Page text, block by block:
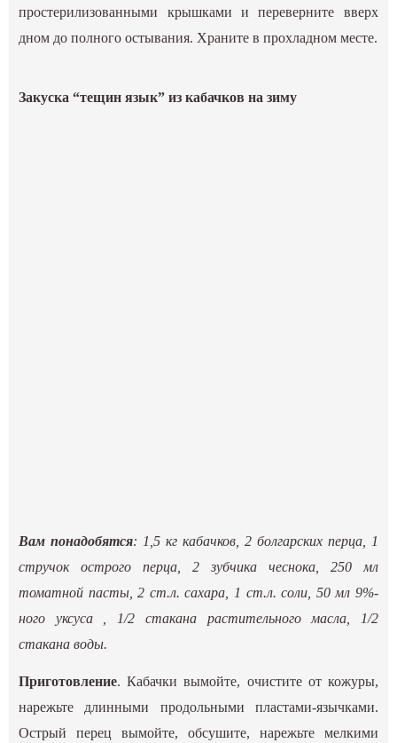
простерилизованными крышками и переверните вверх
дном до полного остывания. Храните в прохладном месте.
Закуска “тещин язык” из кабачков на зиму
Вам понадобятся: 1,5 кг кабачков, 2 болгарских перца, 1
стручок острого перца, 2 зубчика чеснока, 250 мл
томатной пасты, 2 ст.л. сахара, 1 ст.л. соли, 50 мл 9%-
ного уксуса , 1/2 стакана растительного масла, 1/2
стакана воды.
Приготовление. Кабачки вымойте, очистите от кожуры,
нарежьте длинными продольными пластами-язычками.
Острый перец вымойте, обсушите, нарежьте мелкими